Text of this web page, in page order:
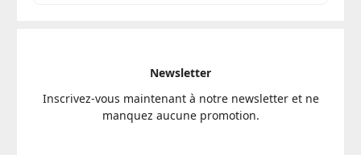
Newsletter
Inscrivez-vous maintenant à notre newsletter et ne
manquez aucune promotion.